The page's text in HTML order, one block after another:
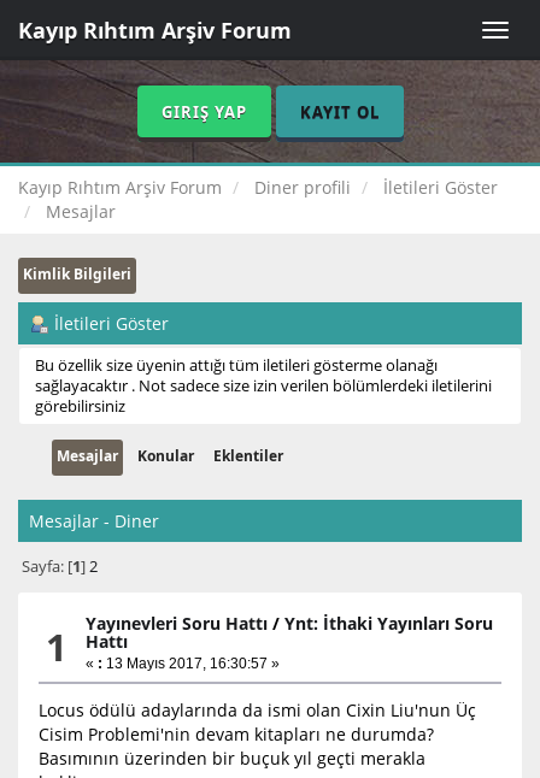
Toggle
Kayıp Rıhtım Arşiv Forum
GIRIŞ YAP KAYIT OL
Kayıp Rıhtım Arşiv Forum Diner profili
İletileri Göster
Mesajlar
Kimlik Bilgileri
İletileri Göster
Bu özellik size üyenin attığı tüm iletileri gösterme olanağı
sağlayacaktır . Not sadece size izin verilen bölümlerdeki iletilerini
görebilirsiniz
Mesajlar Konular Eklentiler
Mesajlar - Diner
Sayfa: [1]2
1 Yayınevleri Soru Hattı /Ynt: İthaki Yayınları Soru
Hattı
« : 13 Mayıs 2017, 16:30:57 »
Locus ödülü adaylarında da ismi olan Cixin Liu'nun Üç
Cisim Problemi'nin devam kitapları ne durumda?
Basımının üzerinden bir buçuk yıl geçti merakla